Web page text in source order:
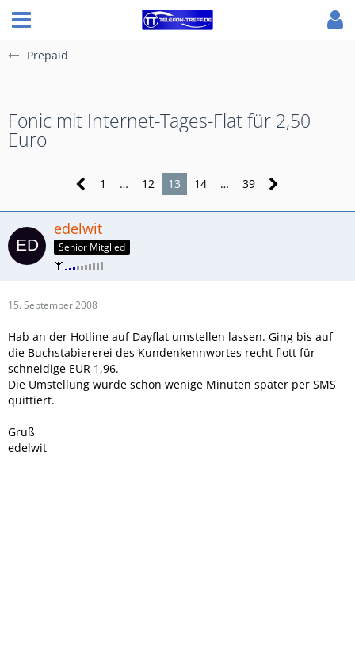
Prepaid
Fonic mit Internet-Tages-Flat für 2,50
Euro
1 … 12 13 14 … 39
edelwit
Senior Mitglied
15. September 2008
Hab an der Hotline auf Dayflat umstellen lassen. Ging bis auf
die Buchstabiererei des Kundenkennwortes recht flott für
schneidige EUR 1,96.
Die Umstellung wurde schon wenige Minuten später per SMS
quittiert.
Gruß
edelwit